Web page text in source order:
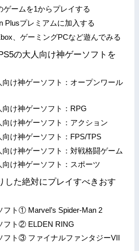
ゲームを1からプレイする
Plusプレミアムに加入する
、ゲーミングPCなど遊んでみる
の大人向け神ゲーソフトを
向け神ゲーソフト：オープンワール
向け神ゲーソフト：RPG
向け神ゲーソフト：アクション
向け神ゲーソフト：FPS/TPS
向け神ゲーソフト：対戦格闘ゲーム
向け神ゲーソフト：スポーツ
した絶対にプレイすべきおす
フト① Marvel’s Spider-Man 2
フト② ELDEN RING
フト③ ファイナルファンタジーVII